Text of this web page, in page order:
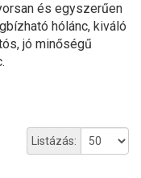
és egyszerűen
hólánc, kiváló
jó minőségű
Listázás: